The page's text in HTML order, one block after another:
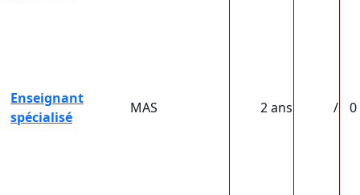
Enseignant
spécialisé
MAS 2 ans / 0